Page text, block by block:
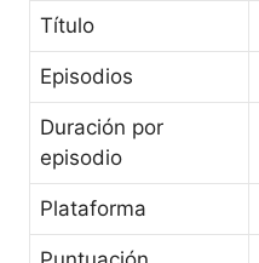
Título
Episodios
Duración por
episodio
Plataforma